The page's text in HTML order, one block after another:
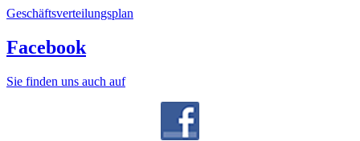
Geschäftsverteilungsplan
Facebook
Sie finden uns auch auf